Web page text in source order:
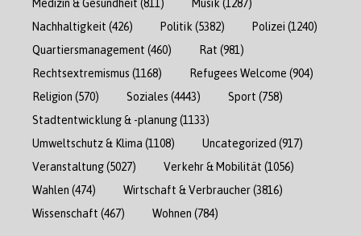
Medizin & Gesundheit (811) Musik (1287)
Nachhaltigkeit (426) Politik (5382) Polizei (1240)
Quartiersmanagement (460) Rat (981)
Rechtsextremismus (1168) Refugees Welcome (904)
Religion (570) Soziales (4443) Sport (758)
Stadtentwicklung & -planung(1133)
Umweltschutz & Klima (1108) Uncategorized (917)
Veranstaltung(5027) Verkehr & Mobilität (1056)
Wahlen (474) Wirtschaft & Verbraucher(3816)
Wissenschaft (467) Wohnen (784)